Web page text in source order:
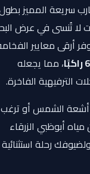
سريعة المميز بطول
لا تُنسى في عرض البحر
أرقى معايير الفخامة
، مما يجعله
الترفيهية الفاخرة.
الشمس أو ترغب
أبوظبي الزرقاء
رحلة استثنائية